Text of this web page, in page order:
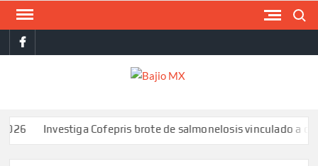
Saltar
contenidofacebook
Investiga Cofepris brote de salmonelosis vinculado a chiles